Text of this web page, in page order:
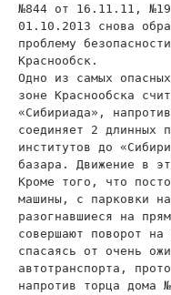
№844 от 16.11.11,
01.10.2013 снова
проблему
Краснообск.
Одно из самых
зоне Краснообска
«Сибириада»,
соединяет 2 длинных
институтов до
базара. Движение в
Кроме того, что
машины, с парковки
разогнавшиеся на
совершают поворот
спасаясь от очень
автотранспорта,
напротив торца дома